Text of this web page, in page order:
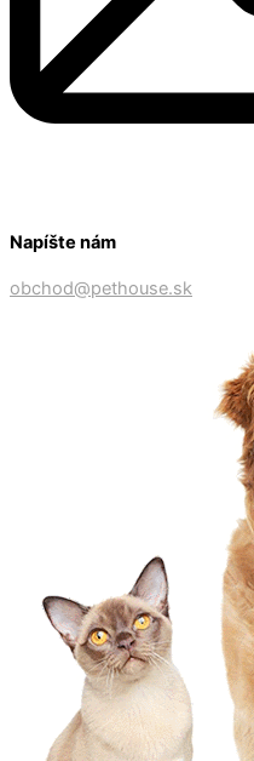
Napíšte nám
obchod@pethouse.sk